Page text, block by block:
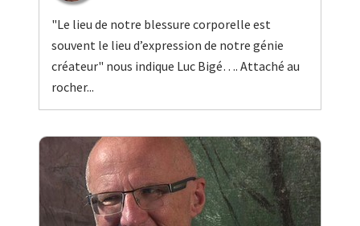
"Le lieu de notre blessure corporelle est
souvent le lieu d’expression de notre génie
créateur" nous indique Luc Bigé…. Attaché au
rocher...